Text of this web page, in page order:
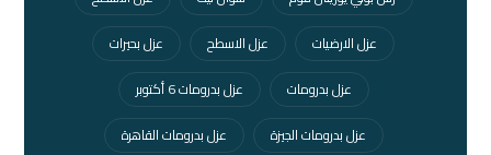
عزل الارضيات
عزل الاسطح
عزل بحيرات
عزل بدرومات
عزل بدرومات 6 أكتوبر
عزل بدرومات الجيزة
عزل بدرومات القاهرة